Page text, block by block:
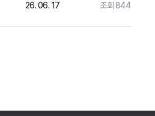
26. 06. 17 조회 844